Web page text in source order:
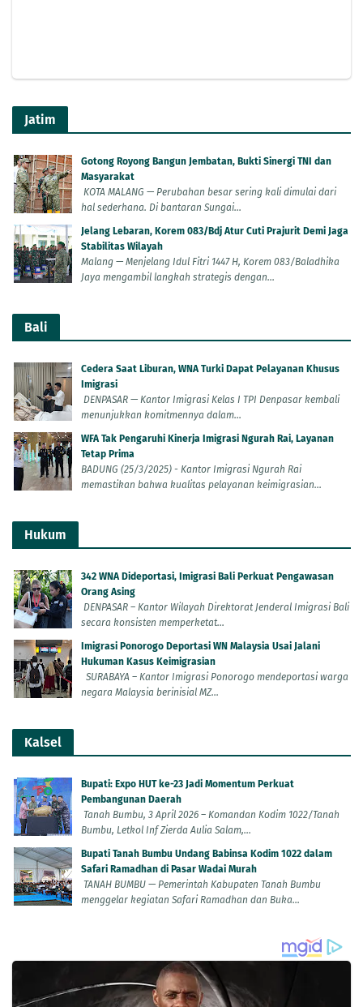
Jatim
Gotong Royong Bangun Jembatan, Bukti Sinergi TNI dan
Masyarakat
KOTA MALANG — Perubahan besar sering kali dimulai dari
hal sederhana. Di bantaran Sungai...
Jelang Lebaran, Korem 083/Bdj Atur Cuti Prajurit Demi Jaga
Stabilitas Wilayah
Malang — Menjelang Idul Fitri 1447 H, Korem 083/Baladhika
Jaya mengambil langkah strategis dengan...
Bali
Cedera Saat Liburan, WNA Turki Dapat Pelayanan Khusus
Imigrasi
DENPASAR — Kantor Imigrasi Kelas I TPI Denpasar kembali
menunjukkan komitmennya dalam...
WFA Tak Pengaruhi Kinerja Imigrasi Ngurah Rai, Layanan
Tetap Prima
BADUNG (25/3/2025) - Kantor Imigrasi Ngurah Rai
memastikan bahwa kualitas pelayanan keimigrasian...
Hukum
342 WNA Dideportasi, Imigrasi Bali Perkuat Pengawasan
Orang Asing
DENPASAR – Kantor Wilayah Direktorat Jenderal Imigrasi Bali
secara konsisten memperketat...
Imigrasi Ponorogo Deportasi WN Malaysia Usai Jalani
Hukuman Kasus Keimigrasian
SURABAYA – Kantor Imigrasi Ponorogo mendeportasi warga
negara Malaysia berinisial MZ...
Kalsel
Bupati: Expo HUT ke-23 Jadi Momentum Perkuat
Pembangunan Daerah
Tanah Bumbu, 3 April 2026 – Komandan Kodim 1022/Tanah
Bumbu, Letkol Inf Zierda Aulia Salam,...
Bupati Tanah Bumbu Undang Babinsa Kodim 1022 dalam
Safari Ramadhan di Pasar Wadai Murah
TANAH BUMBU — Pemerintah Kabupaten Tanah Bumbu
menggelar kegiatan Safari Ramadhan dan Buka...